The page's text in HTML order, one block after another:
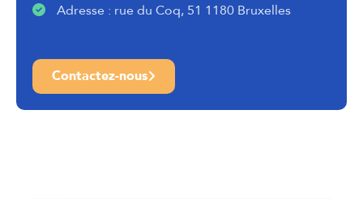
Adresse : rue du Coq, 51 1180 Bruxelles
Contactez-nous